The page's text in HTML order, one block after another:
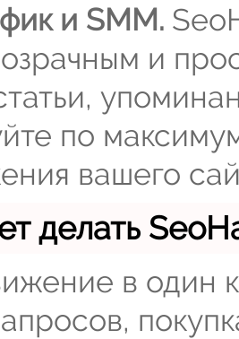
и SMM.
и
по
вашего
делать
в один